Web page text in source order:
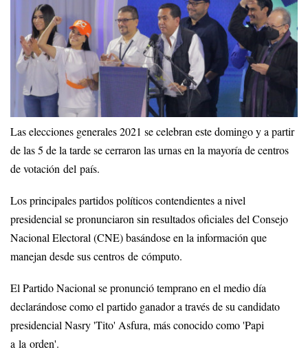
Las elecciones generales 2021 se celebran este domingo y a partir
de las 5 de la tarde se cerraron las urnas en la mayoría de centros
de votación del país.
Los principales partidos políticos contendientes a nivel
presidencial se pronunciaron sin resultados oficiales del Consejo
Nacional Electoral (CNE) basándose en la información que
manejan desde sus centros de cómputo.
El Partido Nacional se pronunció temprano en el medio día
declarándose como el partido ganador a través de su candidato
presidencial Nasry 'Tito' Asfura, más conocido como 'Papi
a la orden'.